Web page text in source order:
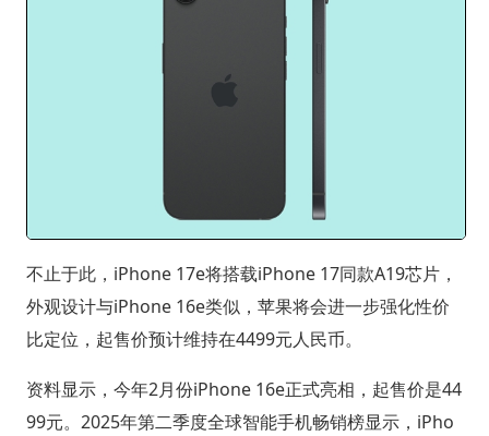
不止于此，iPhone 17e将搭载iPhone 17同款A19芯片，
外观设计与iPhone 16e类似，苹果将会进一步强化性价
比定位，起售价预计维持在4499元人民币。
资料显示，今年2月份iPhone 16e正式亮相，起售价是44
99元。2025年第二季度全球智能手机畅销榜显示，iPho